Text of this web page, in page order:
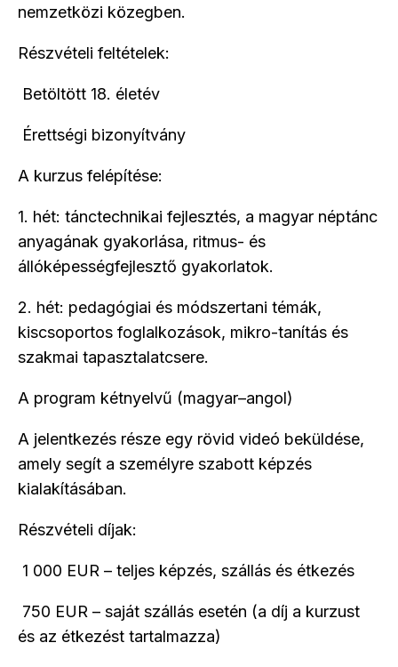
nemzetközi közegben.
Részvételi feltételek:
Betöltött 18. életév
Érettségi bizonyítvány
A kurzus felépítése:
1. hét: tánctechnikai fejlesztés, a magyar néptánc
anyagának gyakorlása, ritmus- és
állóképességfejlesztő gyakorlatok.
2. hét: pedagógiai és módszertani témák,
kiscsoportos foglalkozások, mikro-tanítás és
szakmai tapasztalatcsere.
A program kétnyelvű (magyar–angol)
A jelentkezés része egy rövid videó beküldése,
amely segít a személyre szabott képzés
kialakításában.
Részvételi díjak:
1 000 EUR – teljes képzés, szállás és étkezés
750 EUR – saját szállás esetén (a díj a kurzust
és az étkezést tartalmazza)